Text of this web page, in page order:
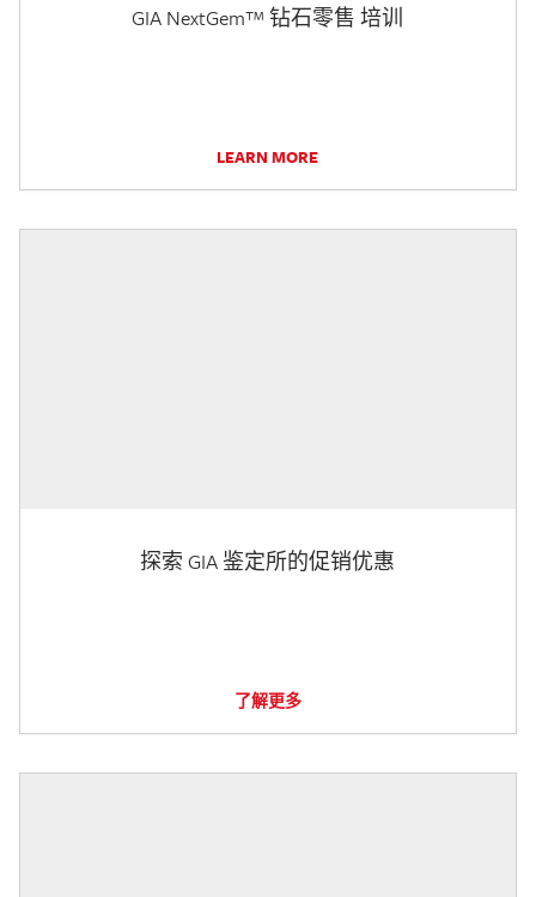
GIA NextGem™ 钻石零售 培训
LEARN MORE
探索 GIA 鉴定所的促销优惠
了解更多